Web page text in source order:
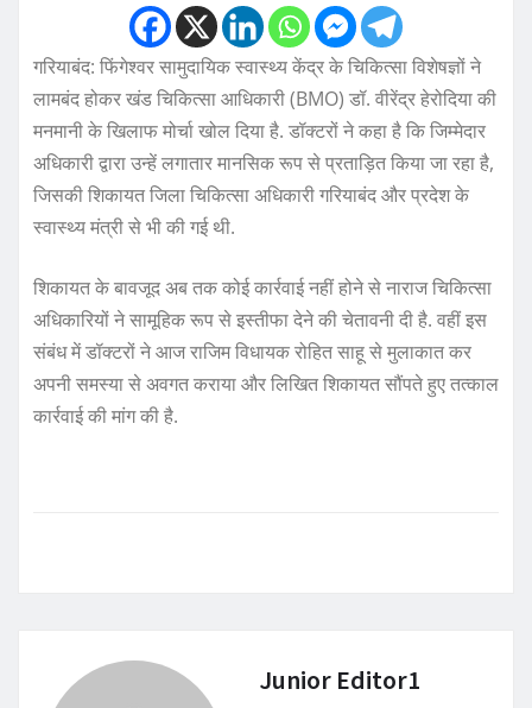
गरियाबंद: फिंगेश्वर सामुदायिक स्वास्थ्य केंद्र के चिकित्सा विशेषज्ञों ने
लामबंद होकर खंड चिकित्सा आधिकारी (BMO) डॉ. वीरेंद्र हेरोदिया की
मनमानी के खिलाफ मोर्चा खोल दिया है. डॉक्टरों ने कहा है कि जिम्मेदार
अधिकारी द्वारा उन्हें लगातार मानसिक रूप से प्रताड़ित किया जा रहा है,
जिसकी शिकायत जिला चिकित्सा अधिकारी गरियाबंद और प्रदेश के
स्वास्थ्य मंत्री से भी की गई थी.
शिकायत के बावजूद अब तक कोई कार्रवाई नहीं होने से नाराज चिकित्सा
अधिकारियों ने सामूहिक रूप से इस्तीफा देने की चेतावनी दी है. वहीं इस
संबंध में डॉक्टरों ने आज राजिम विधायक रोहित साहू से मुलाकात कर
अपनी समस्या से अवगत कराया और लिखित शिकायत सौंपते हुए तत्काल
कार्रवाई की मांग की है.
Junior Editor1